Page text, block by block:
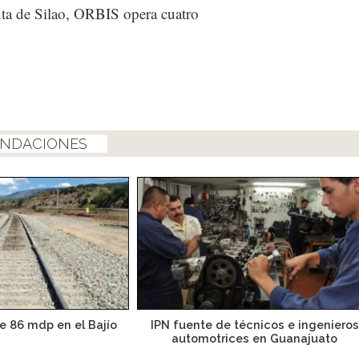
de Silao, ORBIS opera cuatro
86 mdp en el Bajío
IPN fuente de técnicos e ingenieros
automotrices en Guanajuato